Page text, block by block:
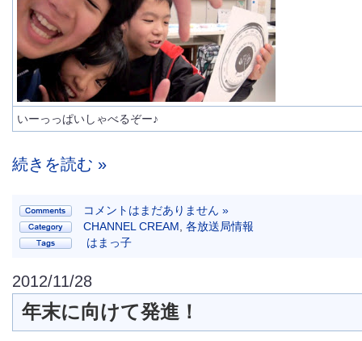
いーっっぱいしゃべるぞー♪
続きを読む »
コメントはまだありません »
CHANNEL CREAM 各放送局情報
はまっ子
2012/11/28
年末に向けて発進！